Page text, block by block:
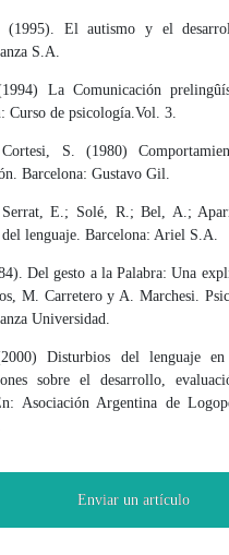
(1995). El autismo y el
S.A.
La Comunicación
Curso de psicología.Vol. 3.
S. (1980)
Barcelona: Gustavo Gil.
E.; Solé, R.; Bel, A.;
lenguaje. Barcelona: Ariel S.A.
Del gesto a la Palabra: Una
M. Carretero y A. Marchesi.
Universidad.
Disturbios del lenguaje en
sobre el desarrollo,
Asociación Argentina de
Enviar un artículo